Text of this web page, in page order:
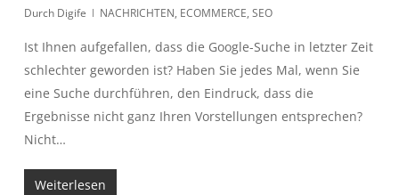
Durch Digife NACHRICHTEN, ECOMMERCE, SEO
Ist Ihnen aufgefallen, dass die Google-Suche in letzter Zeit
schlechter geworden ist? Haben Sie jedes Mal, wenn Sie
eine Suche durchführen, den Eindruck, dass die
Ergebnisse nicht ganz Ihren Vorstellungen entsprechen?
Nicht…
Weiterlesen